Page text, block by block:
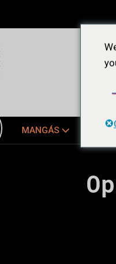
MANGÁS